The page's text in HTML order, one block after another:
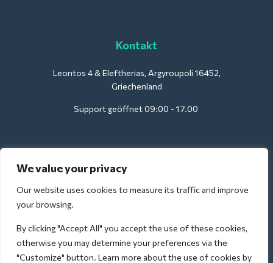
We value your privacy
Our website uses cookies to measure its traffic and improve
your browsing.
By clicking "Accept All" you accept the use of these cookies,
otherwise you may determine your preferences via the
"Customize" button. Learn more about the use of cookies by
Kontakt
Leontos 4 & Eleftherias, Argyroupoli 16452,
Griechenland
Support geöffnet 09:00 - 17.00
Für Hotels:
support@deliverback.com
Für den Flughafen:
airport@deliverback.com